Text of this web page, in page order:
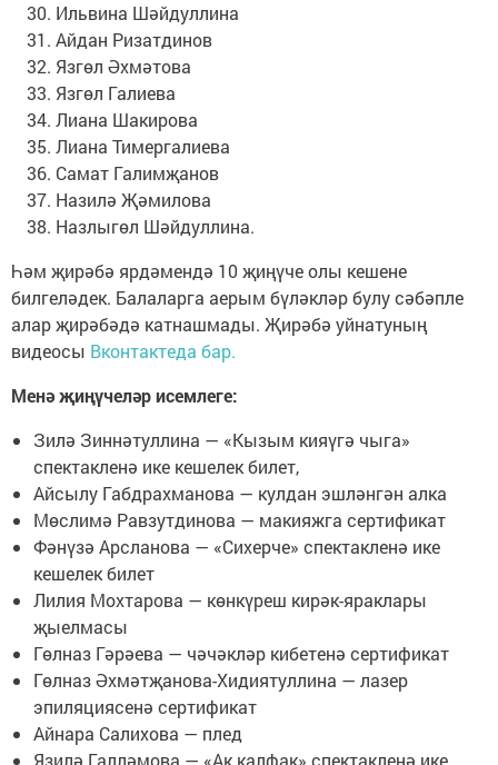
Ильвина Шәйдуллина
Айдан Ризатдинов
Язгөл Әхмәтова
Язгөл Галиева
Лиана Шакирова
Лиана Тимергалиева
Самат Галимҗанов
Назилә Җәмилова
Назлыгөл Шәйдуллина.
Һәм җирәбә ярдәмендә 10 җиңүче олы кешене
билгеләдек. Балаларга аерым бүләкләр булу сәбәпле
алар җирәбәдә катнашмады. Җирәбә уйнатуның
видеосы Вконтактеда бар.
Менә җиңүчеләр исемлеге:
Зилә Зиннәтуллина — «Кызым кияүгә чыга»
спектакленә ике кешелек билет,
Айсылу Габдрахманова — кулдан эшләнгән алка
Мөслимә Равзутдинова — макияжга сертификат
Фәнүзә Арсланова — «Сихерче» спектакленә ике
кешелек билет
Лилия Мохтарова — көнкүреш кирәк-яраклары
җыелмасы
Гөлназ Гәрәева — чәчәкләр кибетенә сертификат
Гөлназ Әхмәтҗанова-Хидиятуллина — лазер
эпиляциясенә сертификат
Айнара Салихова — плед
Язилә Галләмова — «Ак калфак» спектакленә ике